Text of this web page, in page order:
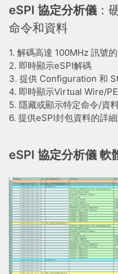
eSPI 協定分析儀 ：
命令和資料
1. 解碼高達 100MHz 訊號
2. 即時顯示eSPI解碼
3. 提供 Configuration 和
4. 即時顯示Virtual Wire/
5. 隱藏或顯示特定命令/資
6. 提供eSPI封包資料的詳
eSPI 協定分析儀 軟